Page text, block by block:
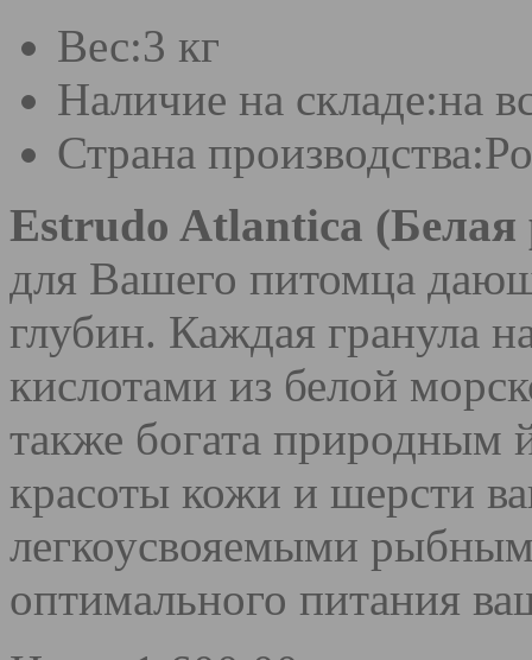
Вес:3 кг
Наличие на складе:на
Страна производства:
Estrudo Atlantica
для Вашего питомца
глубин. Каждая гранула
кислотами из белой
также богата природным
красоты кожи и шерсти
легкоусвояемыми
оптимального питания